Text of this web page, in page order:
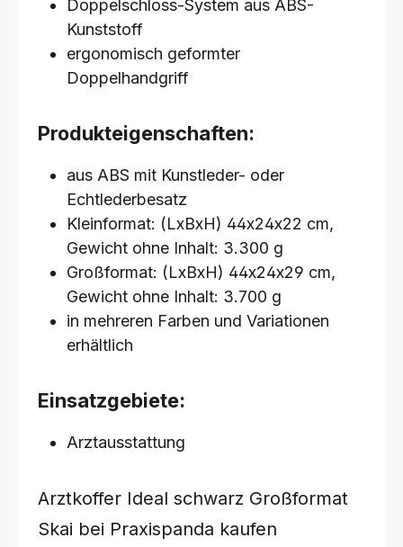
Doppelschloss-System aus ABS-
Kunststoff
ergonomisch geformter
Doppelhandgriff
Produkteigenschaften:
aus ABS mit Kunstleder- oder
Echtlederbesatz
Kleinformat: (LxBxH) 44x24x22 cm,
Gewicht ohne Inhalt: 3.300 g
Großformat: (LxBxH) 44x24x29 cm,
Gewicht ohne Inhalt: 3.700 g
in mehreren Farben und Variationen
erhältlich
Einsatzgebiete:
Arztausstattung
Arztkoffer Ideal schwarz Großformat
Skai bei Praxispanda kaufen